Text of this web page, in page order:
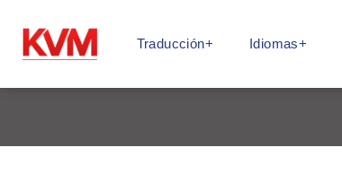
Traducción+ Idiomas+